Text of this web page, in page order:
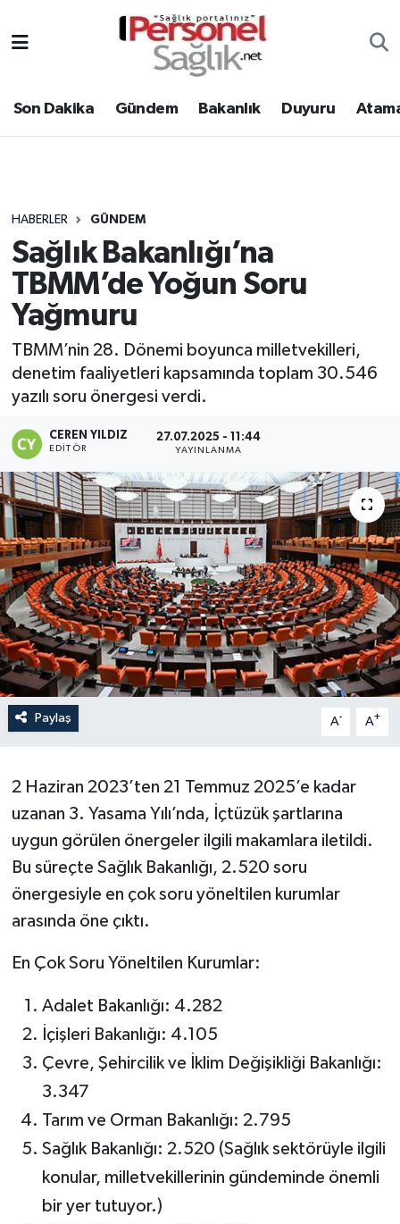
Son Dakika Gündem Bakanlık Duyuru
HABERLER GÜNDEM
Sağlık Bakanlığı’na
TBMM’de Yoğun Soru
Yağmuru
TBMM’nin 28. Dönemi boyunca milletvekilleri,
denetim faaliyetleri kapsamında toplam 30.546
yazılı soru önergesi verdi.
CEREN YILDIZ
EDITÖR
27.07.2025 - 11:44
YAYINLANMA
Paylaş A- A+
2 Haziran 2023’ten 21 Temmuz 2025’e kadar
uzanan 3. Yasama Yılı’nda, İçtüzük şartlarına
uygun görülen önergeler ilgili makamlara iletildi.
Bu süreçte Sağlık Bakanlığı, 2.520 soru
önergesiyle en çok soru yöneltilen kurumlar
arasında öne çıktı.
En Çok Soru Yöneltilen Kurumlar:
Adalet Bakanlığı: 4.282
İçişleri Bakanlığı: 4.105
Çevre, Şehircilik ve İklim Değişikliği Bakanlığı:
3.347
Tarım ve Orman Bakanlığı: 2.795
Sağlık Bakanlığı: 2.520 (Sağlık sektörüyle ilgili
konular, milletvekillerinin gündeminde önemli
bir yer tutuyor.)
Gündem
Atamalar
Mevzuat
Sendika
Kpss - Sınav
Nöbetçi Eczaneler
Hava Durumu
Tüm Manşetler
Son Dakika Haberleri
Haber Arşivi